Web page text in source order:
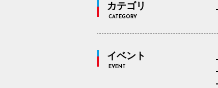
カテゴリ
CATEGORY
イベント
EVENT